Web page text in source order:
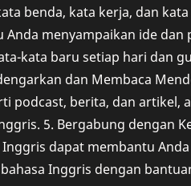
benda, kata kerja, dan
Anda menyampaikan ide
kata baru setiap hari dan
dan Membaca
podcast, berita, dan artikel,
5. Bergabung dengan
dapat membantu
Inggris dengan